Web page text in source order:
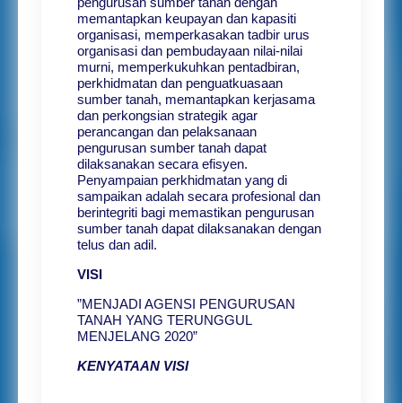
memantapkan keupayan dan kapasiti
organisasi, memperkasakan tadbir urus
organisasi dan pembudayaan nilai-nilai
murni, memperkukuhkan pentadbiran,
perkhidmatan dan penguatkuasaan
sumber tanah, memantapkan kerjasama
dan perkongsian strategik agar
perancangan dan pelaksanaan
pengurusan sumber tanah dapat
dilaksanakan secara efisyen.
Penyampaian perkhidmatan yang di
sampaikan adalah secara profesional dan
berintegriti bagi memastikan pengurusan
sumber tanah dapat dilaksanakan dengan
telus dan adil.
VISI
”MENJADI AGENSI PENGURUSAN
TANAH YANG TERUNGGUL
MENJELANG 2020”
KENYATAAN VISI